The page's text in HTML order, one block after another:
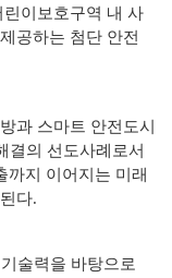
이보호구역 내 사
공하는 첨단 안전
과 스마트 안전도시
결의 선도사례로서
까지 이어지는 미래
다.
술력을 바탕으로